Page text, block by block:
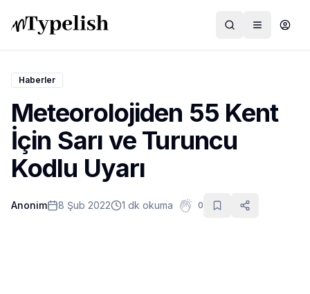
Dünya
Film ve Dizi
Kültür ve Sanat
Sağlık
Haberler
Meteorolojiden 55 Kent
İçin Sarı ve Turuncu
Kodlu Uyarı
Anonim 8 Şub 2022 1 dk okuma 0